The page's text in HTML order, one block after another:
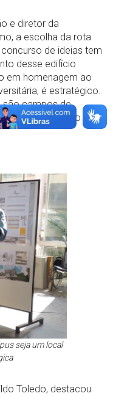
e diretor da
a escolha da rota
de ideias tem
desse edifício
em homenagem ao
é estratégico.
são campos de
afirmou o
seja um local
Toledo, destacou